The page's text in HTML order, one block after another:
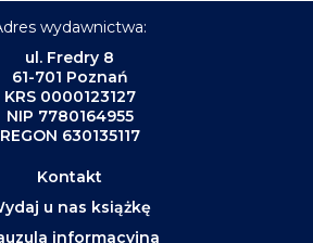
wydawnictwa:
ul. Fredry 8
61-701 Poznań
KRS 0000123127
NIP 7780164955
REGON 630135117
Kontakt
u nas książkę
informacyjna